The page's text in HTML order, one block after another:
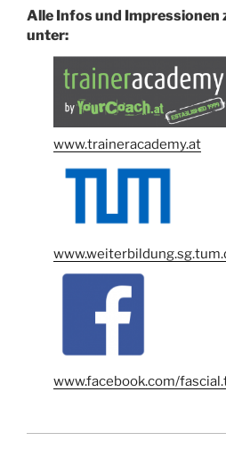
Alle Infos und Impressionen
unter:
www.traineracademy.at
www.facebook.com/